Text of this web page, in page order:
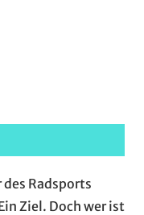
Radsports
Ziel. Doch wer ist